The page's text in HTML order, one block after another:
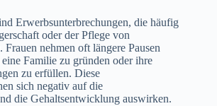
Erwerbsunterbrechungen, die häufig
oder der Pflege von
nehmen oft längere Pausen
Familie zu gründen oder ihre
zu erfüllen. Diese
sich negativ auf die
die Gehaltsentwicklung auswirken.